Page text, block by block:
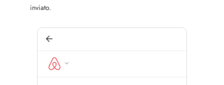
inviato.